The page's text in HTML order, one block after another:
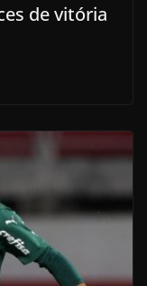
de vitória